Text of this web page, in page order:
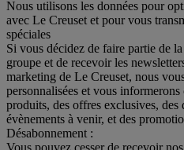
Nous utilisons les données pour
avec Le Creuset et pour vous
spéciales
Si vous décidez de faire partie de
groupe et de recevoir les
marketing de Le Creuset, nous
personnalisées et vous
produits, des offres exclusives, des
évènements à venir, et des
Désabonnement :
Vous pouvez cesser de recevoir